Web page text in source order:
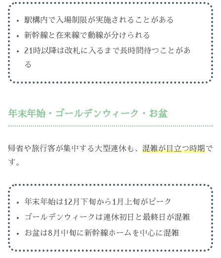
駅構内で入場制限が実施されることがある
新幹線と在来線で動線が分けられる
21時以降は改札に入るまで長時間待つことがあ
る
年末年始・ゴールデンウィーク・お盆
帰省や旅行客が集中する大型連休も、 混雑が目立つ時期で
す。
年末年始は12月下旬から1月上旬がピーク
ゴールデンウィークは連休初日と最終日が混雑
お盆は8月中旬に新幹線ホームを中心に混雑